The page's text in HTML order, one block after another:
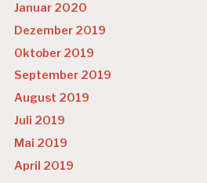
Januar 2020
Dezember 2019
Oktober 2019
September 2019
August 2019
Juli 2019
Mai 2019
April 2019